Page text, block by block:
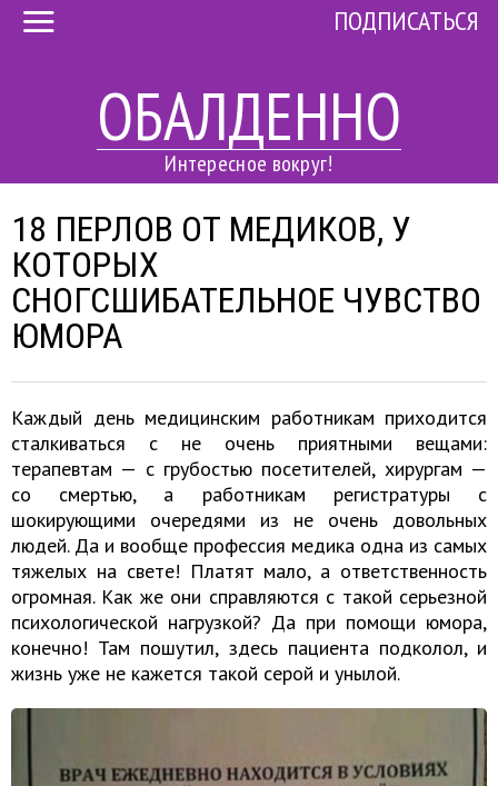
ОБАЛДЕННО
Интересное вокруг!
ПОДПИСАТЬСЯ
18 ПЕРЛОВ ОТ МЕДИКОВ, У
КОТОРЫХ
СНОГСШИБАТЕЛЬНОЕ ЧУВСТВО
ЮМОРА
Каждый день медицинским работникам приходится
сталкиваться с не очень приятными вещами:
терапевтам — с грубостью посетителей, хирургам —
со смертью, а работникам регистратуры с
шокирующими очередями из не очень довольных
людей. Да и вообще профессия медика одна из самых
тяжелых на свете! Платят мало, а ответственность
огромная. Как же они справляются с такой серьезной
психологической нагрузкой? Да при помощи юмора,
конечно! Там пошутил, здесь пациента подколол, и
жизнь уже не кажется такой серой и унылой.